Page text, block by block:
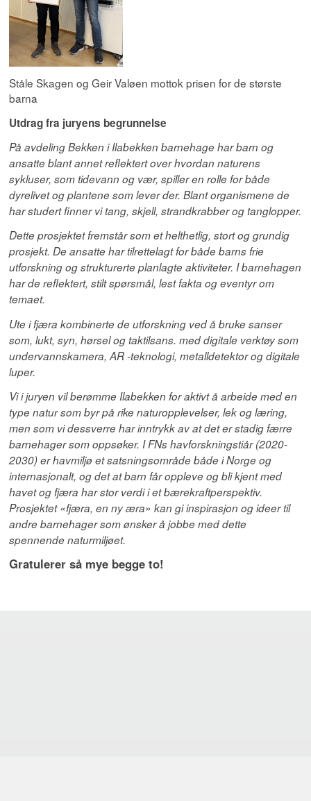
Ståle Skagen og Geir Valøen mottok prisen for de største
barna
Utdrag fra juryens begrunnelse
På avdeling Bekken i Ilabekken barnehage har barn og
ansatte blant annet reflektert over hvordan naturens
sykluser, som tidevann og vær, spiller en rolle for både
dyrelivet og plantene som lever der. Blant organismene de
har studert finner vi tang, skjell, strandkrabber og tanglopper.
Dette prosjektet fremstår som et helthetlig, stort og grundig
prosjekt. De ansatte har tilrettelagt for både barns frie
utforskning og strukturerte planlagte aktiviteter. I barnehagen
har de reflektert, stilt spørsmål, lest fakta og eventyr om
temaet.
Ute i fjæra kombinerte de utforskning ved å bruke sanser
som, lukt, syn, hørsel og taktilsans. med digitale verktøy som
undervannskamera, AR -teknologi, metalldetektor og digitale
luper.
Vi i juryen vil berømme Ilabekken for aktivt å arbeide med en
type natur som byr på rike naturopplevelser, lek og læring,
men som vi dessverre har inntrykk av at det er stadig færre
barnehager som oppsøker. I FNs havforskningstiår (2020-
2030) er havmiljø et satsningsområde både i Norge og
internasjonalt, og det at barn får oppleve og bli kjent med
havet og fjæra har stor verdi i et bærekraftperspektiv.
Prosjektet «fjæra, en ny æra» kan gi inspirasjon og ideer til
andre barnehager som ønsker å jobbe med dette
spennende naturmiljøet.
Gratulerer så mye begge to!